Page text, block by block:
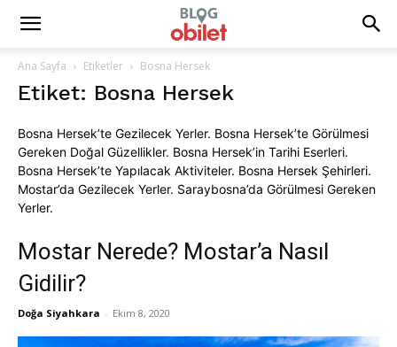
Ana Sayfa Etiketler Bosna Hersek
Etiket: Bosna Hersek
Bosna Hersek’te Gezilecek Yerler. Bosna Hersek’te Görülmesi
Gereken Doğal Güzellikler. Bosna Hersek’in Tarihi Eserleri.
Bosna Hersek’te Yapılacak Aktiviteler. Bosna Hersek Şehirleri.
Mostar’da Gezilecek Yerler. Saraybosna’da Görülmesi Gereken
Yerler.
Mostar Nerede? Mostar’a Nasıl
Gidilir?
Doğa Siyahkara - Ekim 8, 2020